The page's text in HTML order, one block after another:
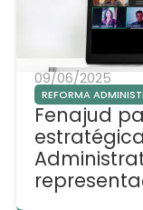
09/06/2025
REFORMA
Fenajud